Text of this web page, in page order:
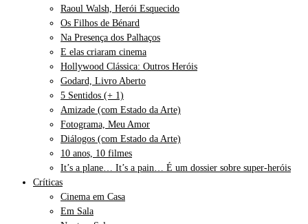
Raoul Walsh, Herói Esquecido
Os Filhos de Bénard
Na Presença dos Palhaços
E elas criaram cinema
Hollywood Clássica: Outros Heróis
Godard, Livro Aberto
5 Sentidos (+ 1)
Amizade (com Estado da Arte)
Fotograma, Meu Amor
Diálogos (com Estado da Arte)
10 anos, 10 filmes
It’s a plane… It’s a pain… É um dossier sobre super-heróis
Críticas
Cinema em Casa
Em Sala